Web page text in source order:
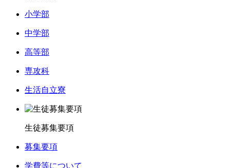
小学部
中学部
高等部
専攻科
生活自立寮
生徒募集要項
募集要項
学費等について